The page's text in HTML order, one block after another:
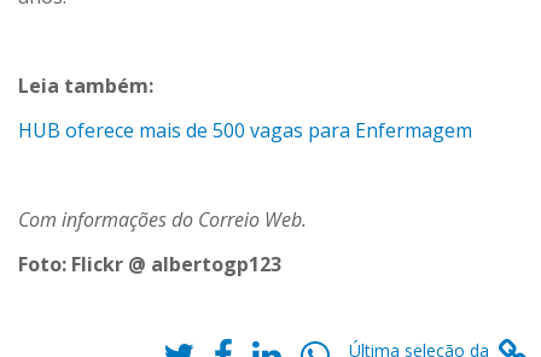
Leia também:
HUB oferece mais de 500 vagas para Enfermagem
Com informações do Correio Web.
Foto: Flickr @ albertogp123
Última seleção da